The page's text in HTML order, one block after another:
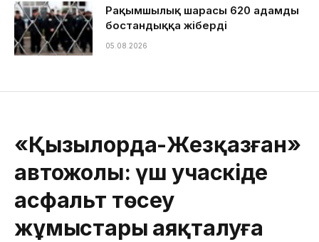
Рақымшылық шарасы 620 адамды
бостандыққа жіберді
05.08.2026
«Қызылорда-Жезқазған»
автожолы: үш учаскіде
асфальт төсеу
жұмыстары аяқталуға